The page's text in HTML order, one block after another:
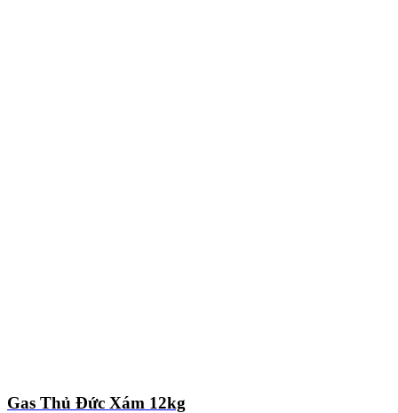
Gas Thủ Đức Xám 12kg